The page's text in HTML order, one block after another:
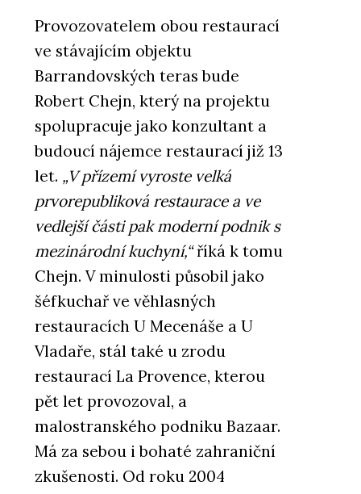
Provozovatelem obou restaurací
ve stávajícím objektu
Barrandovských teras bude
Robert Chejn, který na projektu
spolupracuje jako konzultant a
budoucí nájemce restaurací již 13
let. „V přízemí vyroste velká
prvorepubliková restaurace a ve
vedlejší části pak moderní podnik s
mezinárodní kuchyní,“říká k tomu
Chejn. V minulosti působil jako
šéfkuchař ve věhlasných
restauracích U Mecenáše a U
Vladaře, stál také u zrodu
restaurací La Provence, kterou
pět let provozoval, a
malostranského podniku Bazaar.
Má za sebou i bohaté zahraniční
zkušenosti. Od roku 2004